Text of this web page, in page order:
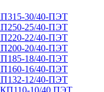
30/40-ПЭТ
25/40-ПЭТ
22/40-ПЭТ
20/40-ПЭТ
18/40-ПЭТ
16/40-ПЭТ
12/40-ПЭТ
10/40 ПЭТ